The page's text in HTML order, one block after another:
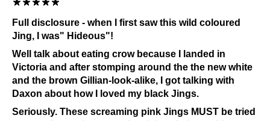
Full disclosure - when I first saw this wild coloured
Jing, I was" Hideous"!
Well talk about eating crow because I landed in
Victoria and after stomping around the the new white
and the brown Gillian-look-alike, I got talking with
Daxon about how I loved my black Jings.
Seriously. These screaming pink Jings MUST be tried